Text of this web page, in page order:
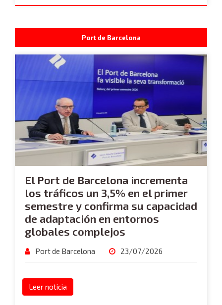
Port de Barcelona
El Port de Barcelona incrementa
los tráficos un 3,5% en el primer
semestre y confirma su capacidad
de adaptación en entornos
globales complejos
Port de Barcelona 23/07/2026
Leer noticia